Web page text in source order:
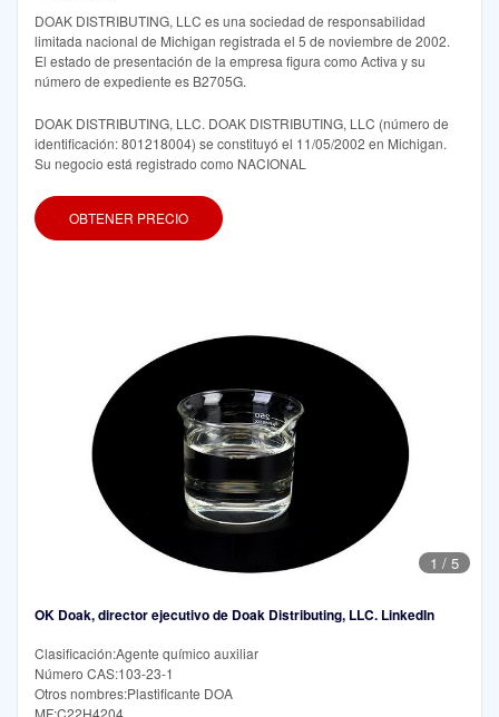
DOAK DISTRIBUTING, LLC es una sociedad de responsabilidad
limitada nacional de Michigan registrada el 5 de noviembre de 2002.
El estado de presentación de la empresa figura como Activa y su
número de expediente es B2705G.
DOAK DISTRIBUTING, LLC. DOAK DISTRIBUTING, LLC (número de
identificación: 801218004) se constituyó el 11/05/2002 en Michigan.
Su negocio está registrado como NACIONAL
OBTENER PRECIO
1 / 5
OK Doak, director ejecutivo de Doak Distributing, LLC. LinkedIn
Clasificación:Agente químico auxiliar
Número CAS:103-23-1
Otros nombres:Plastificante DOA
MF:C22H4204